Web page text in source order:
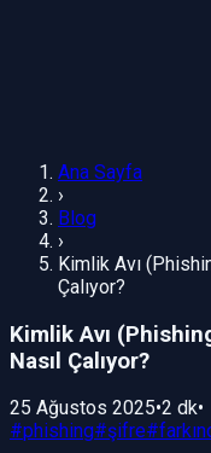
Ana Sayfa
›
Blog
›
Kimlik Avı
Çalıyor?
Kimlik Avı
Nasıl Çalıyor?
25 Ağustos 2025•2 dk•
#phishing#şifre#